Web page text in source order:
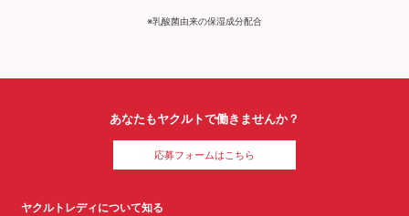
※乳酸菌由来の保湿成分配合
あなたもヤクルトで働きませんか？
応募フォームはこちら
ヤクルトレディについて知る